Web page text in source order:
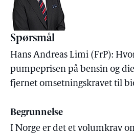
Spørsmål
Hans Andreas Limi (FrP):
pumpeprisen på bensin og
fjernet omsetningskravet til
Begrunnelse
I Norge er det et volumkrav